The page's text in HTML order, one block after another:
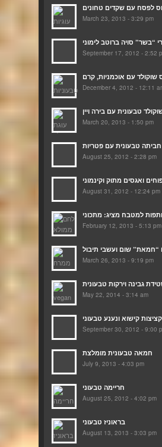
March 23, 2013 - 3:29 pm
September 17, 2012 - 2:52
December 4, 2012 - 12:11
March 20, 2013 - 1:50 pm
August 25, 2012 - 2:28 pm
August 31, 2012 - 12:24 pm
February 12, 2013 - 5:13 pm
March 26, 2013 - 9:19 pm
גבינה וירקות טבעונית
May 22, 2014 - 3:14 am
קציצות קישוא ונענע טבעוני
September 30, 2012 - 9:00
חמאה טבעונית מומלצת
July 9, 2013 - 4:03 pm
חריימה טבעוני
August 25, 2012 - 4:02 pm
בראוניז טבעוני
August 13, 2013 - 3:03 pm